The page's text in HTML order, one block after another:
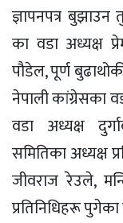
ज्ञापनपत्र
का वडा अध्यक्ष
पौडेल, पूर्ण
नेपाली कांग्रेसका
वडा अध्यक्ष
समितिका अध्यक्ष
जीवराज रेउले,
प्रतिनिधिहरू पुगेका